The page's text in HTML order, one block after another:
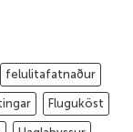
felulitafatnaður
Fluguköst